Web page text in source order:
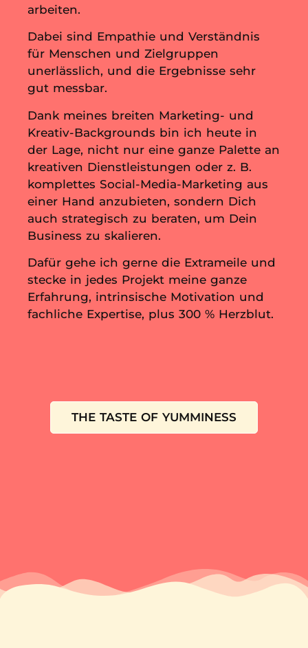
arbeiten.
Dabei sind Empathie und Verständnis
für Menschen und Zielgruppen
unerlässlich, und die Ergebnisse sehr
gut messbar.
Dank meines breiten Marketing- und
Kreativ-Backgrounds bin ich heute in
der Lage, nicht nur eine ganze Palette an
kreativen Dienstleistungen oder z. B.
komplettes Social-Media-Marketing aus
einer Hand anzubieten, sondern Dich
auch strategisch zu beraten, um Dein
Business zu skalieren.
Dafür gehe ich gerne die Extrameile und
stecke in jedes Projekt meine ganze
Erfahrung, intrinsische Motivation und
fachliche Expertise, plus 300 % Herzblut.
THE TASTE OF YUMMINESS